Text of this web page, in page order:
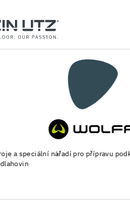
přípravu podkladu a pokládku